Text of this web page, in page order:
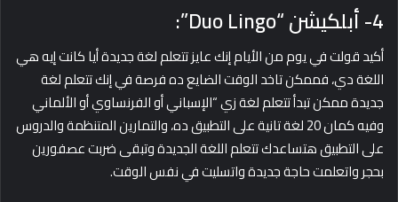
4- أبلكيشن “Duo Lingo”:
أكيد قولت في يوم من الأيام إنك عايز تتعلم لغة جديدة أيا كانت إيه هي
اللغة دي، فممكن تاخد الوقت الضايع ده فرصة في إنك تتعلم لغة
جديدة ممكن تبدأ تتعلم لغة زي “الإسباني أو الفرنساوي أو الألماني
وفيه كمان 20 لغة تانية على التطبيق ده، والتمارين المتنظمة والدروس
على التطبيق هتساعدك تتعلم اللغة الجديدة وتبقى ضربت عصفورين
بحجر واتعلمت حاجة جديدة واتسليت في نفس الوقت.